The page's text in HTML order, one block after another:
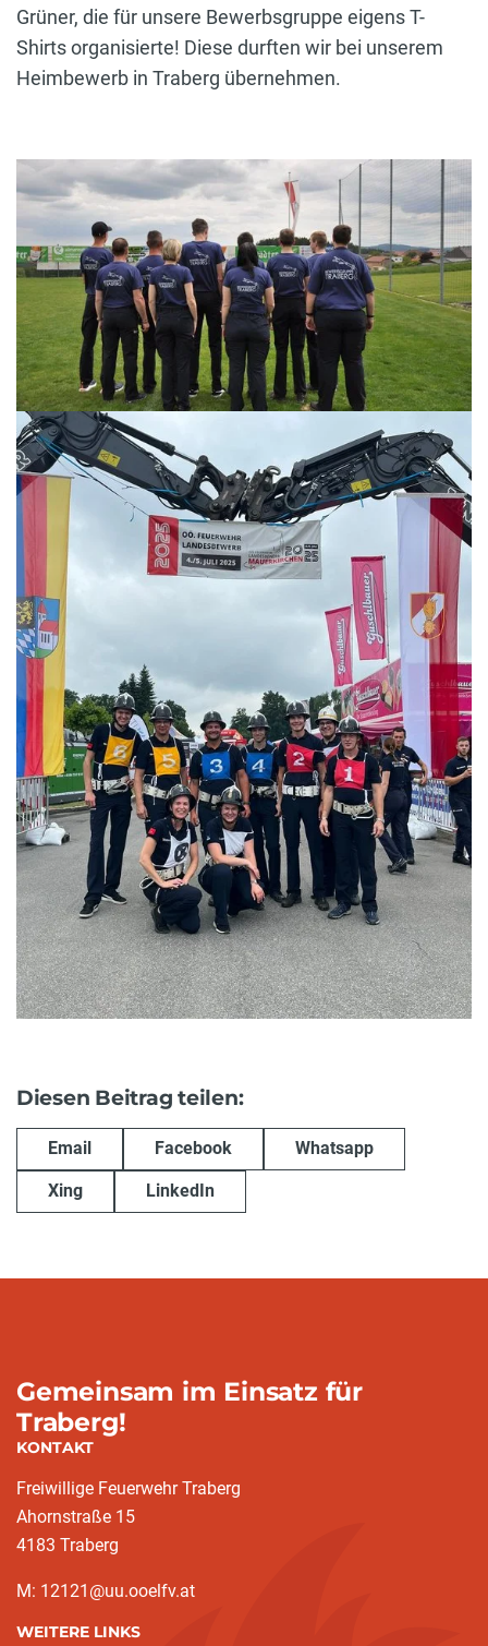
Grüner, die für unsere Bewerbsgruppe eigens T-
Shirts organisierte! Diese durften wir bei unserem
Heimbewerb in Traberg übernehmen.
Diesen Beitrag teilen:
Email Facebook Whatsapp
Xing LinkedIn
Gemeinsam im Einsatz für
Traberg!
KONTAKT
Freiwillige Feuerwehr Traberg
Ahornstraße 15
4183 Traberg
M: 12121@uu.ooelfv.at
WEITERE LINKS